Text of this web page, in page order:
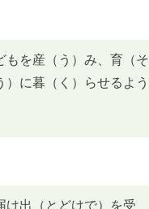
を産（う）み、育（そ
に暮（く）らせるよう
出（とどけで）を受